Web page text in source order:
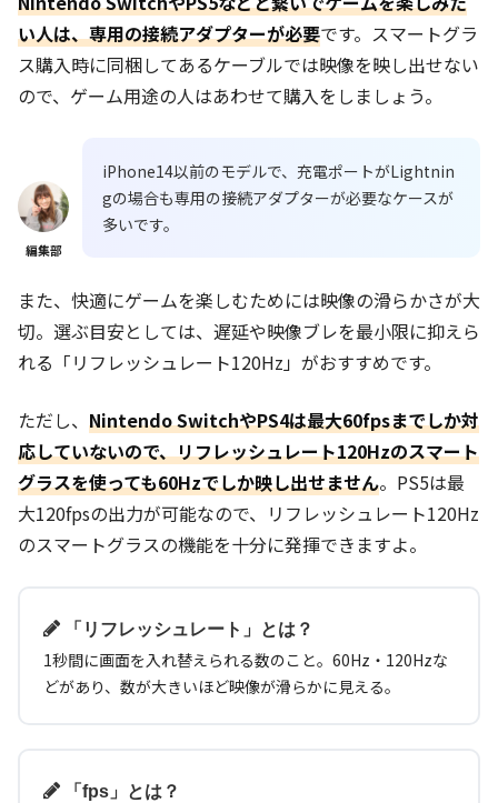
い人は、専用の接続アダプターが必要です。スマートグラ
ス購入時に同梱してあるケーブルでは映像を映し出せない
ので、ゲーム用途の人はあわせて購入をしましょう。
編集部
iPhone14以前のモデルで、充電ポートがLightnin
gの場合も専用の接続アダプターが必要なケースが
多いです。
また、快適にゲームを楽しむためには映像の滑らかさが大
切。選ぶ目安としては、遅延や映像ブレを最小限に抑えら
れる「リフレッシュレート120Hz」がおすすめです。
ただし、 Nintendo SwitchやPS4は最大60fpsまでしか対
応していないので、リフレッシュレート120Hzのスマート
グラスを使っても60Hzでしか映し出せません。PS5は最
大120fpsの出力が可能なので、リフレッシュレート120Hz
のスマートグラスの機能を十分に発揮できますよ。
「リフレッシュレート」とは？
1秒間に画面を入れ替えられる数のこと。60Hz・120Hzな
どがあり、数が大きいほど映像が滑らかに見える。
「fps」とは？